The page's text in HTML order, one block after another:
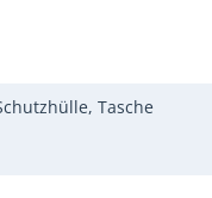
Tasche